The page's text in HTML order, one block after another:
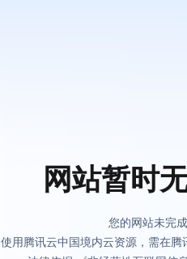
网站暂时
您的网站未完
使用腾讯云中国境内云资源，需在